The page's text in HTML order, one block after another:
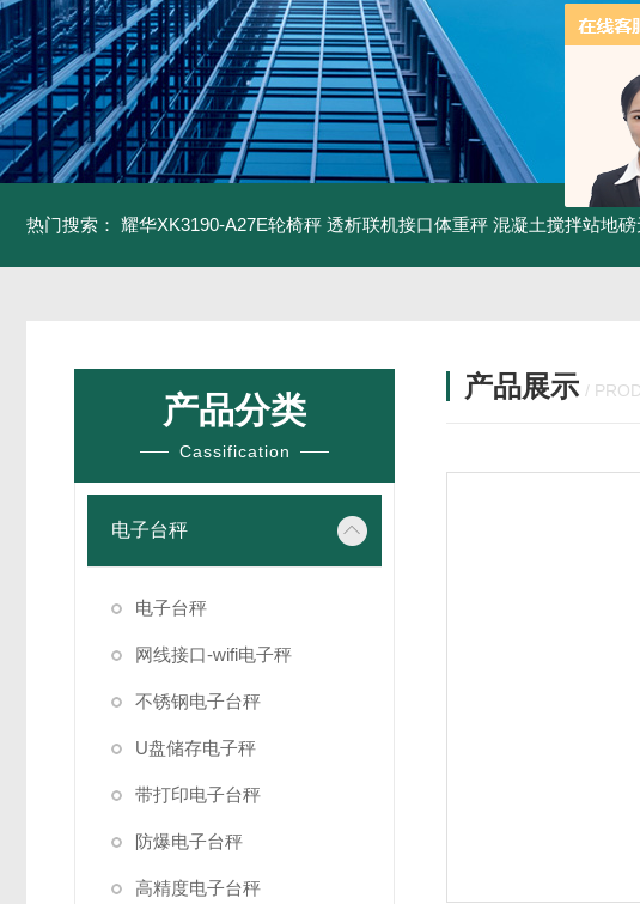
热门搜索： 耀华XK3190-A27E轮椅秤 透析联机接口体重秤 混凝土搅拌站地
产品分类
Cassification
电子台秤
电子台秤
网线接口-wifi电子秤
不锈钢电子台秤
U盘储存电子秤
带打印电子台秤
防爆电子台秤
高精度电子台秤
产品展示 /